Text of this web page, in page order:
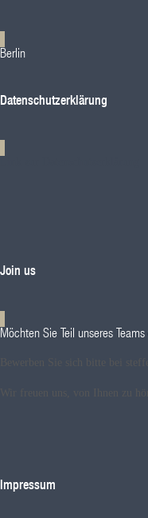
Berlin
Datenschutzerklärung
Join us
Möchten Sie Teil unseres
Bewerben Sie sich bitte bei
Wir freuen uns, von Ihnen zu
Impressum